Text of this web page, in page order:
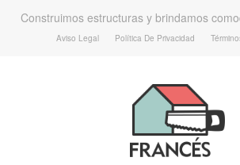
Construimos estructuras y brindamos
Aviso Legal Política De Privacidad